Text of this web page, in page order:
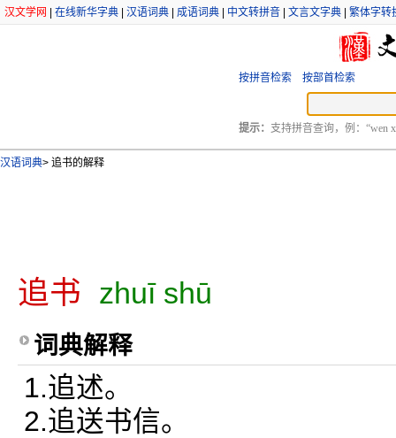
汉文学网 在线新华字典 汉语词典 成语词典 中文转拼音 文言文字典 繁体字转
按拼音检索 按部首检索
提示： 支持拼音查询，例：“wen
汉语词典> 追书的解释
追书 zhuī shū
词典解释
1.追述。
2.追送书信。